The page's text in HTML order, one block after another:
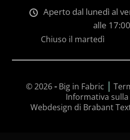
Aperto dal lunedì al
alle 17:00
Chiuso il martedì
© 2026-Big in Fabric |
Informativa
Webdesign di Brabant